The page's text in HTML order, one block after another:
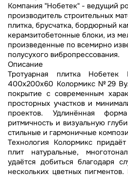
Компания "Нобетек" - ведущий
производитель строительных
плитка, брусчатка, бордюрный
керамзитобетонные блоки, из
произведенные по всемирно
полусухого вибропрессования.
Описание
Тротуарная плитка Нобетек
400x200x60 Колормикс №29
покрытие с современным
просторных участков и
проектов. Удлинённая
ритмичность и визуальную
стильные и гармоничные
Технология Колормикс
плит натуральные,
удаётся добиться благодаря
нескольких цветных